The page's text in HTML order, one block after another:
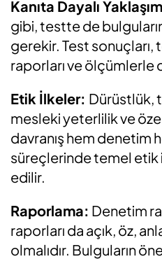
Kanıta Dayalı
gibi, testte de
gerekir. Test sonuçları,
raporları ve
Etik İlkeler: Dürüstlük,
mesleki yeterlilik ve
davranış hem denetim
süreçlerinde temel etik
edilir.
Raporlama: Denetim
raporları da açık, öz,
olmalıdır. Bulguların